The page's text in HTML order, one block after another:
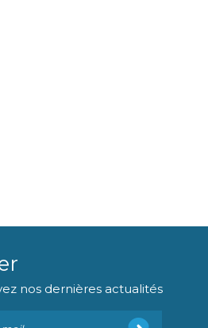
nos dernières actualités